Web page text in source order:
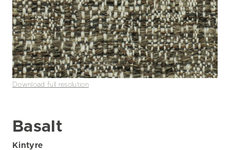
Download full resolution
Basalt
Kintyre